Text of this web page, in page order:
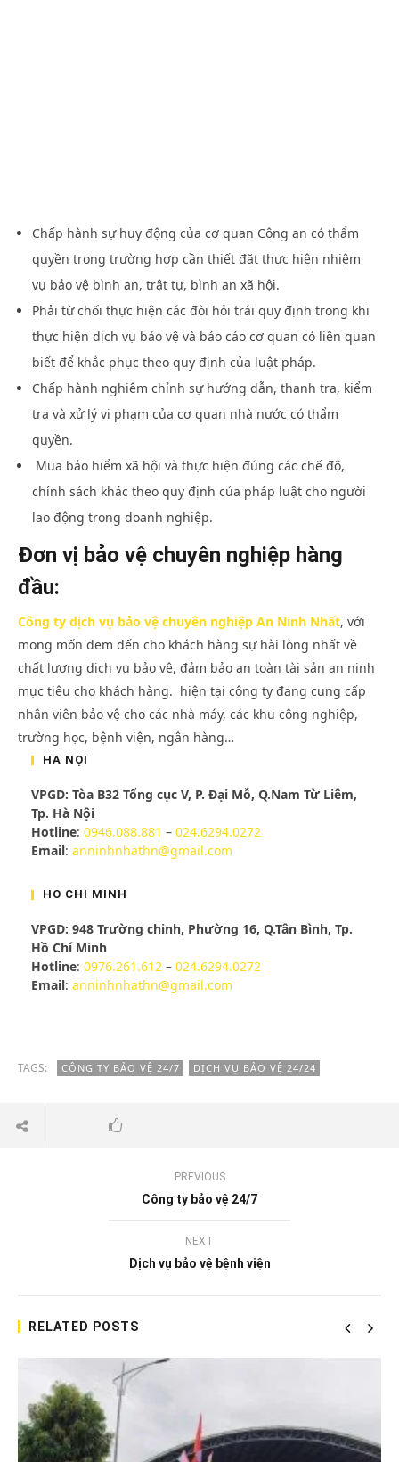
Chấp hành sự huy động của cơ quan Công an có thẩm
quyền trong trường hợp cần thiết đặt thực hiện nhiệm
vụ bảo vệ bình an, trật tự, bình an xã hội.
Phải từ chối thực hiện các đòi hỏi trái quy định trong khi
thực hiện dịch vụ bảo vệ và báo cáo cơ quan có liên quan
biết để khắc phục theo quy định của luật pháp.
Chấp hành nghiêm chỉnh sự hướng dẫn, thanh tra, kiểm
tra và xử lý vi phạm của cơ quan nhà nước có thẩm
quyền.
Mua bảo hiểm xã hội và thực hiện đúng các chế độ,
chính sách khác theo quy định của pháp luật cho người
lao động trong doanh nghiệp.
Đơn vị bảo vệ chuyên nghiệp hàng
đầu:
Công ty dịch vụ bảo vệ chuyên nghiệp An Ninh Nhất, với
mong mốn đem đến cho khách hàng sự hài lòng nhất về
chất lượng dich vụ bảo vệ, đảm bảo an toàn tài sản an ninh
mục tiêu cho khách hàng. hiện tại công ty đang cung cấp
nhân viên bảo vệ cho các nhà máy, các khu công nghiệp,
trường học, bệnh viện, ngân hàng…
HÀ NỘI
VPGD: Tòa B32 Tổng cục V, P. Đại Mỗ, Q.Nam Từ Liêm,
Tp. Hà Nội
Hotline: 0946.088.881 – 024.6294.0272
Email: anninhnhathn@gmail.com
HỒ CHÍ MINH
VPGD: 948 Trường chinh, Phường 16, Q.Tân Bình, Tp.
Hồ Chí Minh
Hotline: 0976.261.612 – 024.6294.0272
Email: anninhnhathn@gmail.com
TAGS: CÔNG TY BẢO VỆ 24/7 DỊCH VỤ BẢO VỆ 24/24
PREVIOUS
Công ty bảo vệ 24/7
NEXT
Dịch vụ bảo vệ bệnh viện
RELATED POSTS